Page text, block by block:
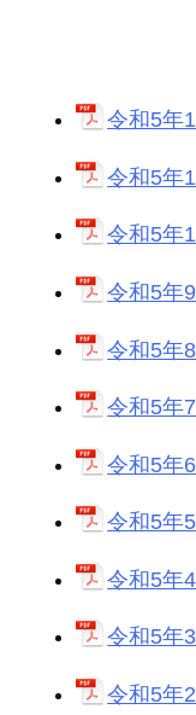
令和5年
令和5年
令和5年
令和5年
令和5年
令和5年
令和5年
令和5年
令和5年
令和5年
令和5年